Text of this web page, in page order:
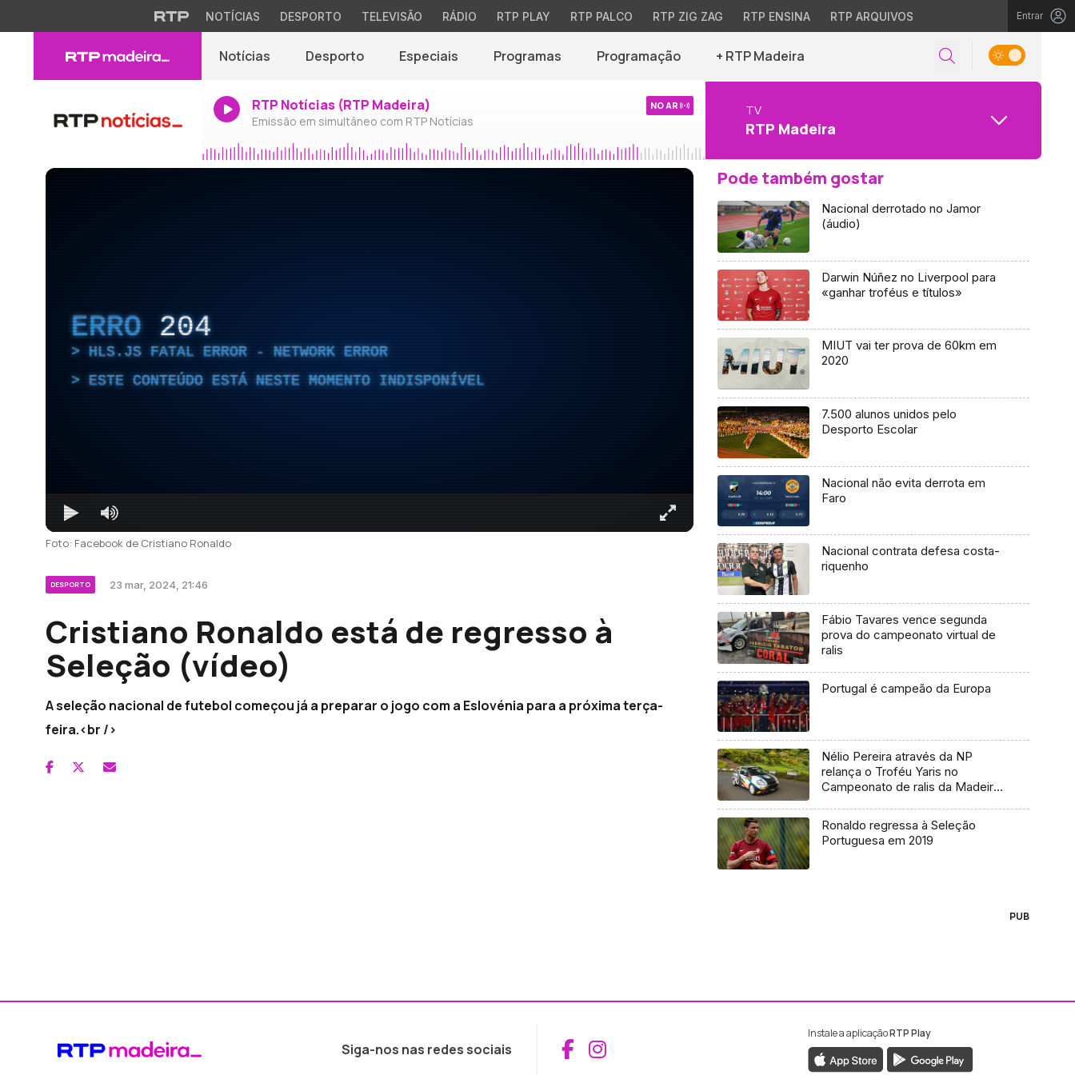
NOTÍCIAS DESPORTO TELEVISÃO RÁDIO RTP PLAY RTP PALCO RTP ZIG ZAG RTP ENSINA RTP ARQUIVOS Entrar
Notícias Desporto Especiais Programas Programação + RTP Madeira
RTP Notícias (RTP Madeira)
Emissão em simultâneo com RTP Notícias
NO AR TV
RTP Madeira
ERRO 204
HLS.JS FATAL ERROR - NETWORK ERROR
ESTE CONTEÚDO ESTÁ NESTE MOMENTO INDISPONÍVEL
Foto: Facebook de Cristiano Ronaldo
DESPORTO 23 mar, 2024, 21:46
Cristiano Ronaldo está de regresso à
Seleção (vídeo)
A seleção nacional de futebol começou já a preparar o jogo com a Eslovénia para a próxima terça-
feira.<br />
Pode também gostar
Nacional derrotado no Jamor
(áudio)
Darwin Núñez no Liverpool para
«ganhar troféus e títulos»
MIUT vai ter prova de 60km em
2020
7.500 alunos unidos pelo
Desporto Escolar
Nacional não evita derrota em
Faro
Nacional contrata defesa costa-
riquenho
Fábio Tavares vence segunda
prova do campeonato virtual de
ralis
Portugal é campeão da Europa
Nélio Pereira através da NP
relança o Troféu Yaris no
Campeonato de ralis da Madeira
Ronaldo regressa à Seleção
Portuguesa em 2019
PUB
Siga-nos nas redes sociais Aceder ao Facebook da RTP Madeira
Aceder ao Instagram da RTP Madeira
Instale a aplicaçãoRTP Play